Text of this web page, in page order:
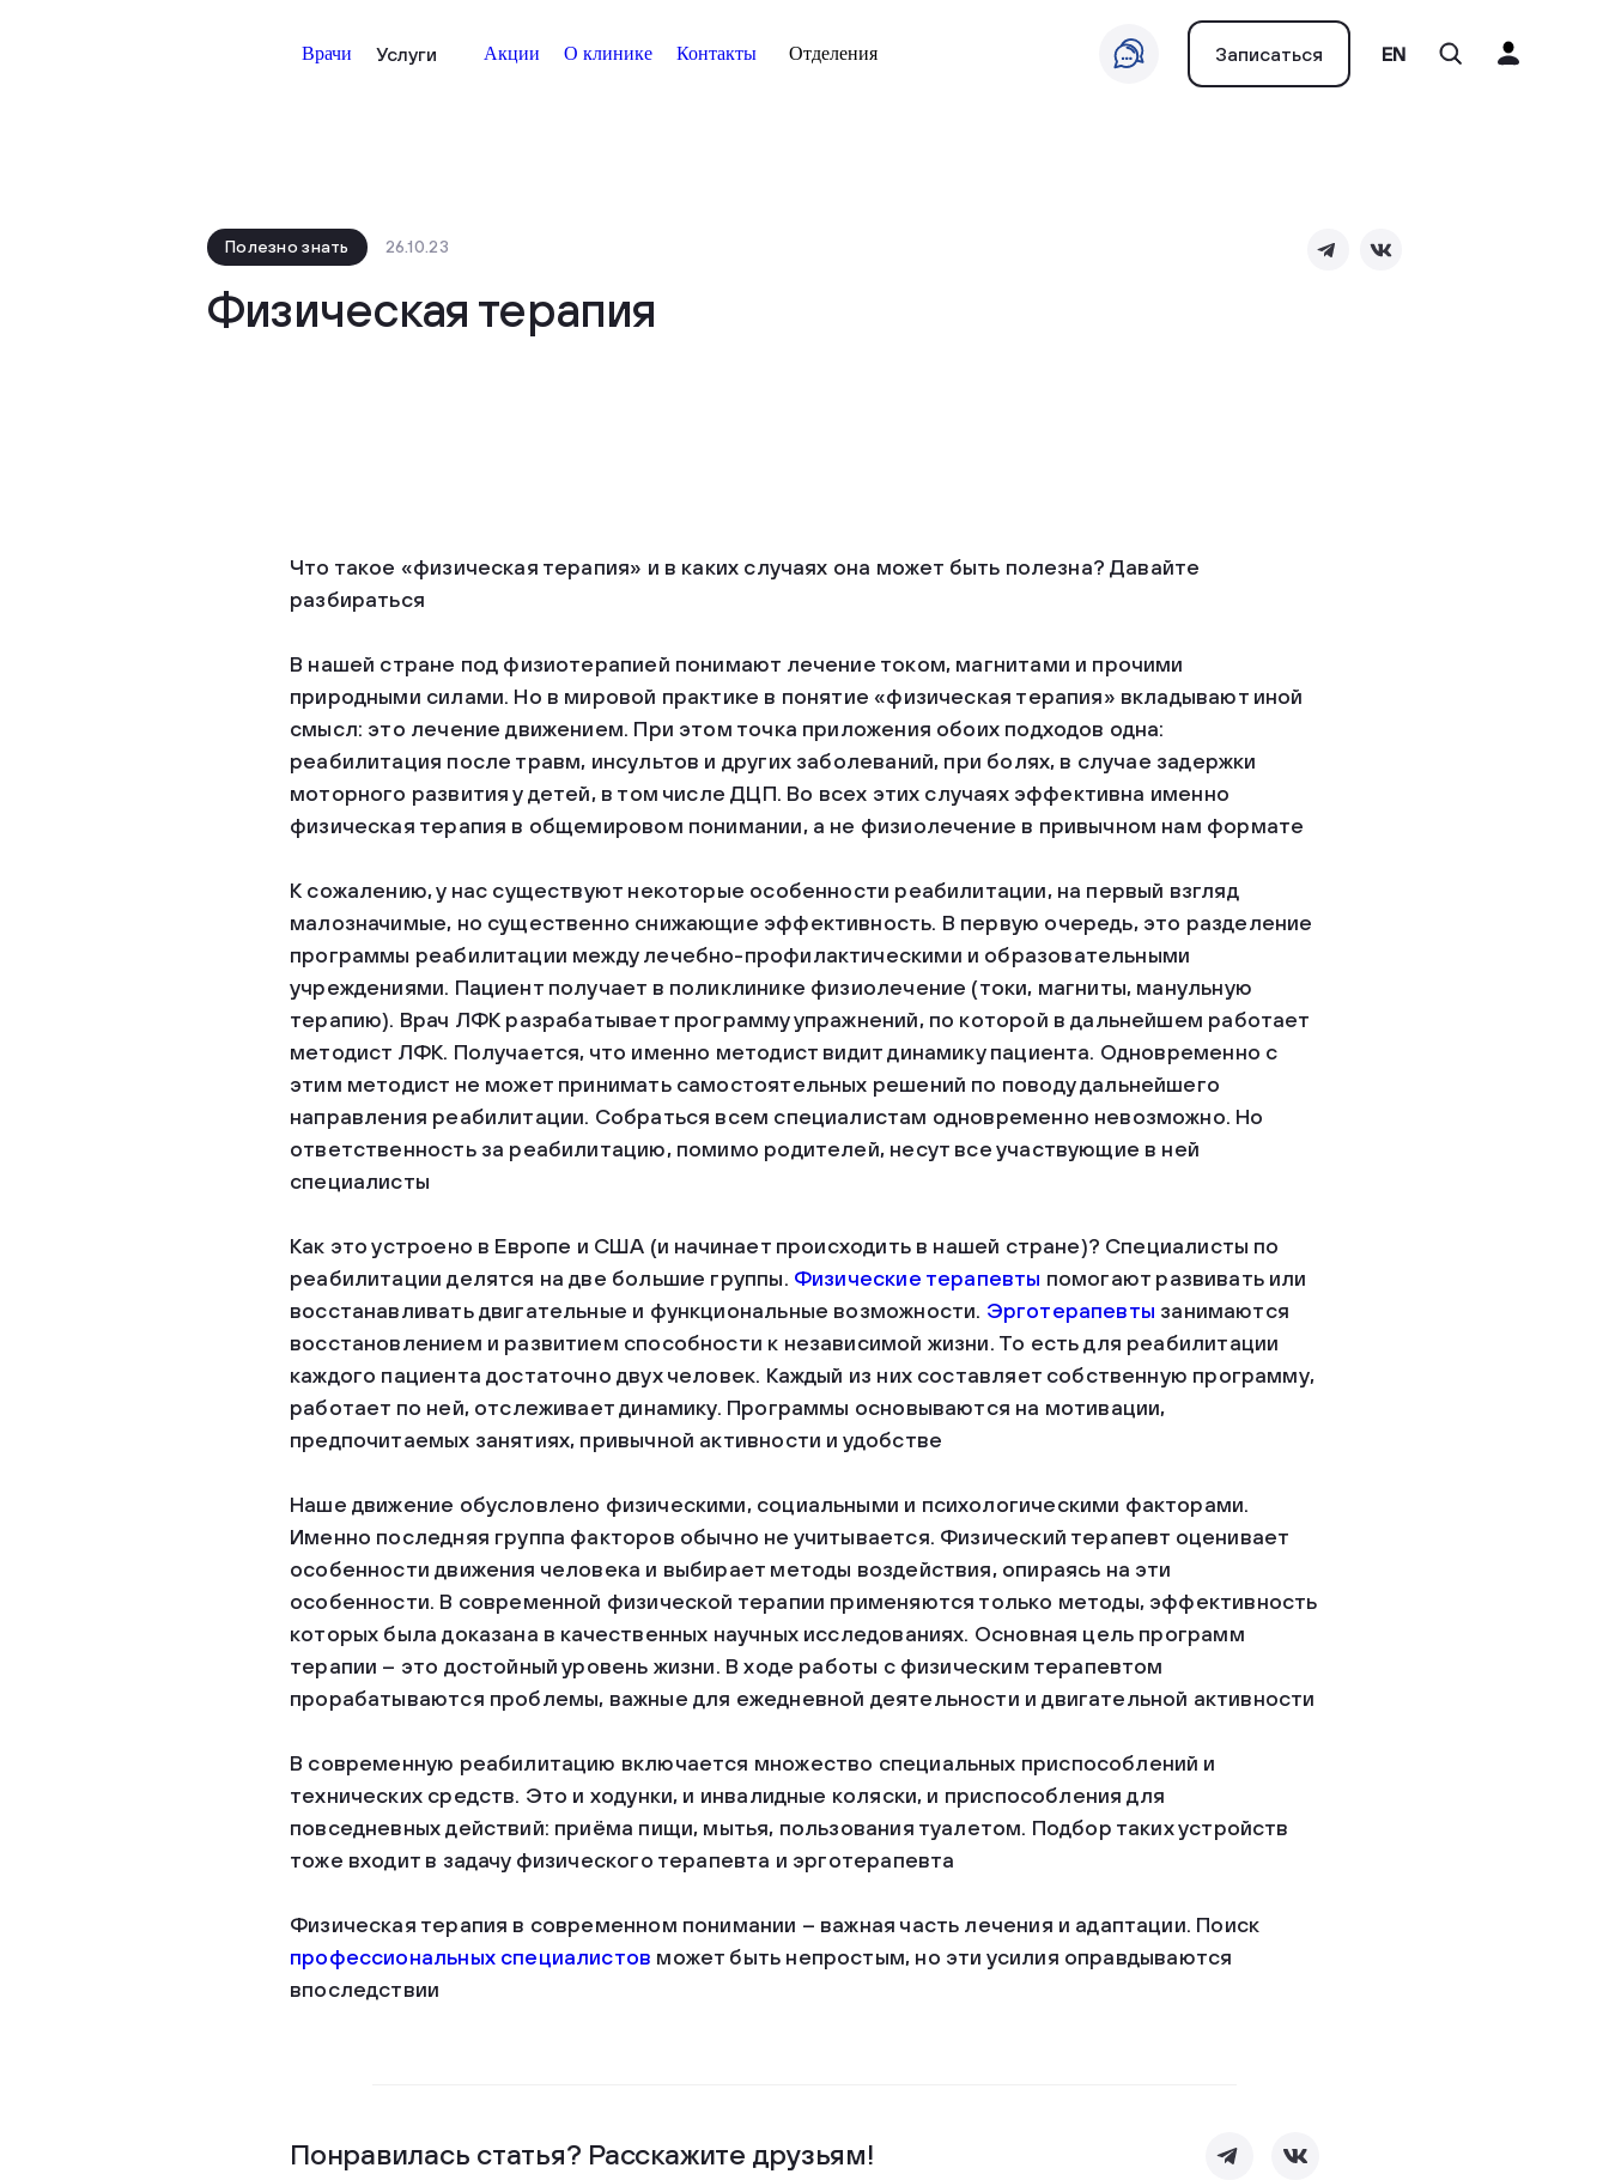
Врачи Услуги Акции О клинике Контакты Отделения Записаться EN
Полезно знать 26.10.23
Физическая терапия
Что такое «физическая терапия» и в каких случаях она может быть полезна? Давайте
разбираться
В нашей стране под физиотерапией понимают лечение током, магнитами и прочими
природными силами. Но в мировой практике в понятие «физическая терапия» вкладывают иной
смысл: это лечение движением. При этом точка приложения обоих подходов одна:
реабилитация после травм, инсультов и других заболеваний, при болях, в случае задержки
моторного развития у детей, в том числе ДЦП. Во всех этих случаях эффективна именно
физическая терапия в общемировом понимании, а не физиолечение в привычном нам формате
К сожалению, у нас существуют некоторые особенности реабилитации, на первый взгляд
малозначимые, но существенно снижающие эффективность. В первую очередь, это разделение
программы реабилитации между лечебно-профилактическими и образовательными
учреждениями. Пациент получает в поликлинике физиолечение (токи, магниты, манульную
терапию). Врач ЛФК разрабатывает программу упражнений, по которой в дальнейшем работает
методист ЛФК. Получается, что именно методист видит динамику пациента. Одновременно с
этим методист не может принимать самостоятельных решений по поводу дальнейшего
направления реабилитации. Собраться всем специалистам одновременно невозможно. Но
ответственность за реабилитацию, помимо родителей, несут все участвующие в ней
специалисты
Как это устроено в Европе и США (и начинает происходить в нашей стране)? Специалисты по
реабилитации делятся на две большие группы. Физические терапевты помогают развивать или
восстанавливать двигательные и функциональные возможности. Эрготерапевты занимаются
восстановлением и развитием способности к независимой жизни. То есть для реабилитации
каждого пациента достаточно двух человек. Каждый из них составляет собственную программу,
работает по ней, отслеживает динамику. Программы основываются на мотивации,
предпочитаемых занятиях, привычной активности и удобстве
Наше движение обусловлено физическими, социальными и психологическими факторами.
Именно последняя группа факторов обычно не учитывается. Физический терапевт оценивает
особенности движения человека и выбирает методы воздействия, опираясь на эти
особенности. В современной физической терапии применяются только методы, эффективность
которых была доказана в качественных научных исследованиях. Основная цель программ
терапии – это достойный уровень жизни. В ходе работы с физическим терапевтом
прорабатываются проблемы, важные для ежедневной деятельности и двигательной активности
В современную реабилитацию включается множество специальных приспособлений и
технических средств. Это и ходунки, и инвалидные коляски, и приспособления для
повседневных действий: приёма пищи, мытья, пользования туалетом. Подбор таких устройств
тоже входит в задачу физического терапевта и эрготерапевта
Физическая терапия в современном понимании – важная часть лечения и адаптации. Поиск
профессиональных специалистов может быть непростым, но эти усилия оправдываются
впоследствии
Понравилась статья? Расскажите друзьям!